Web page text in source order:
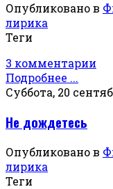
Опубликовано в
лирика
Теги
3 комментарии
Подробнее ...
Суббота, 20
Не дождетесь
Опубликовано в
лирика
Теги